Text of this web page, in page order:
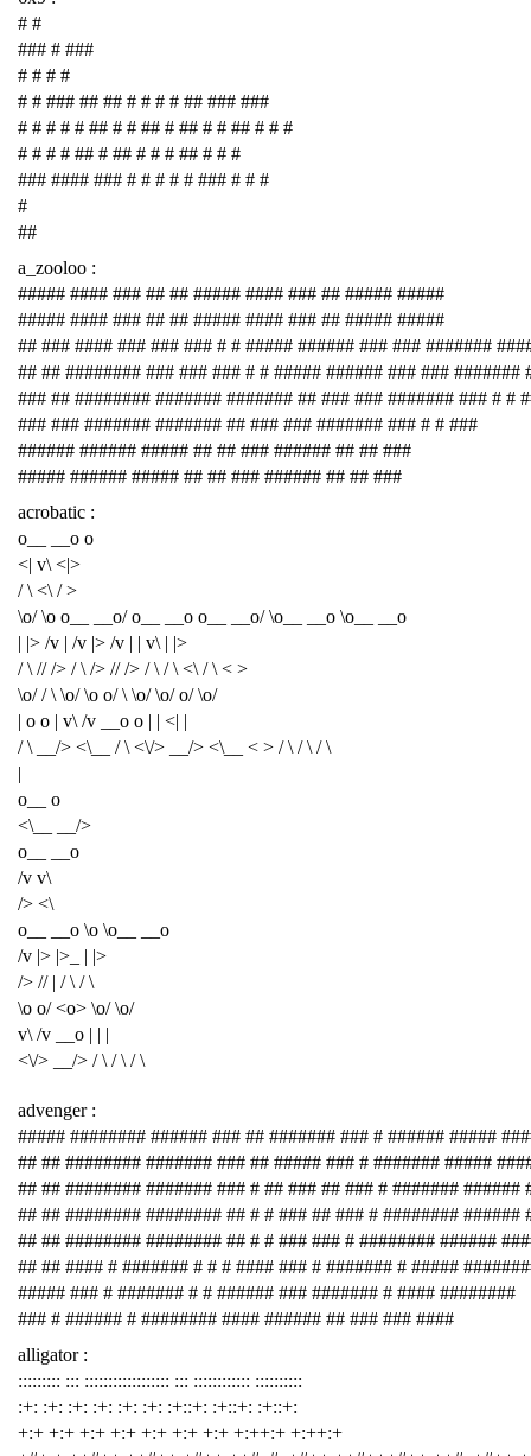
# #
### # ###
# # # #
# # ### ## ## # # # # ## ### ###
# # # # # ## # # ## # ## # # ## # # #
# # # # ## # ## # # # ## # # #
### #### ### # # # # # ### # # #
#
##
a_zooloo :
##### #### ### ## ## ##### #### ### ## ##### #####
##### #### ### ## ## ##### #### ### ## ##### #####
## ### #### ### ### ### # # ##### ###### ### ### #######
## ## ######## ### ### ### # # ##### ###### ### ### #######
### ## ######## ####### ####### ## ### ### ####### ### # #
### ### ####### ####### ## ### ### ####### ### # # ###
###### ###### ##### ## ## ### ###### ## ## ###
##### ###### ##### ## ## ### ###### ## ## ###
acrobatic :
o__ __o o
<| v\ <|>
/ \ <\ / >
\o/ \o o__ __o/ o__ __o o__ __o/ \o__ __o \o__ __o
| |> /v | /v |> /v | | v\ | |>
/ \ // /> / \ /> // /> / \ / \ <\ / \ < >
\o/ / \ \o/ \o o/ \ \o/ \o/ o/ \o/
| o o | v\ /v __o o | | <| |
/ \ __/> <\__ / \ <\/> __/> <\__ < > / \ / \ / \
|
o__ o
<\__ __/>
o__ __o
/v v\
/> <\
o__ __o \o \o__ __o
/v |> |>_ | |>
/> // | / \ / \
\o o/ <o> \o/ \o/
v\ /v __o | | |
<\/> __/> / \ / \ / \
advenger :
##### ######## ###### ### ## ####### ### # ###### #####
## ## ######## ####### ### ## ##### ### # ####### #####
## ## ######## ####### ### # ## ### ## ### # ####### ######
## ## ######## ######## ## # # ### ## ### # ######## ######
## ## ######## ######## ## # # ### ### # ######## ######
## ## #### # ####### # # # #### ### # ####### # #####
##### ### # ####### # # ###### ### ####### # #### ########
### # ###### # ######## #### ###### ## ### ### ####
alligator :
::::::::: ::: :::::::::::::::::: ::: :::::::::::: ::::::::::
:+: :+: :+: :+: :+: :+: :+::+: :+::+: :+::+:
+:+ +:+ +:+ +:+ +:+ +:+ +:+ +:++:+ +:++:+